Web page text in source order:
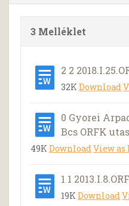
3 Melléklet
2 2
32KDownload
0 Gyorei
Bcs ORFK
49KDownload View as
1 1
19KDownload